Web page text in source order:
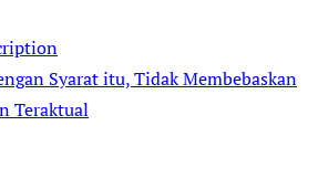
Syarat itu, Tidak Membebaskan
Teraktual